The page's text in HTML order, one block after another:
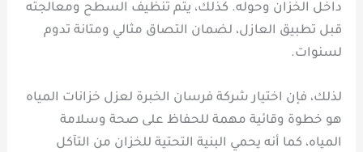
داخل الخزان وحوله. كذلك، يتم تنظيف السطح ومعالجته
قبل تطبيق العازل، لضمان التصاق مثالي ومتانة تدوم
لسنوات.
لذلك، فإن اختيار شركة فرسان الخبرة لعزل خزانات المياه
هو خطوة وقائية مهمة للحفاظ على صحة وسلامة
المياه، كما أنه يحمي البنية التحتية للخزان من التآكل